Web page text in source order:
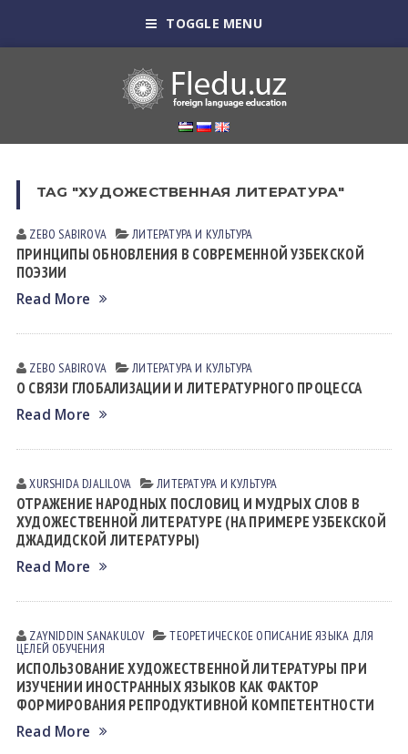
TOGGLE MENU
TAG "ХУДОЖЕСТВЕННАЯ ЛИТЕРАТУРА"
ZEBO SАBIROVА ЛИТЕРАТУРА И КУЛЬТУРА
ПРИНЦИПЫ ОБНОВЛЕНИЯ В СОВРЕМЕННОЙ УЗБЕКСКОЙ
ПОЭЗИИ
Read More
ZEBO SАBIROVА ЛИТЕРАТУРА И КУЛЬТУРА
О СВЯЗИ ГЛОБАЛИЗАЦИИ И ЛИТЕРАТУРНОГО ПРОЦЕССА
Read More
XURSHIDA DJALILOVA ЛИТЕРАТУРА И КУЛЬТУРА
ОТРАЖЕНИЕ НАРОДНЫХ ПОСЛОВИЦ И МУДРЫХ СЛОВ В
ХУДОЖЕСТВЕННОЙ ЛИТЕРАТУРЕ (НА ПРИМЕРЕ УЗБЕКСКОЙ
ДЖАДИДСКОЙ ЛИТЕРАТУРЫ)
Read More
ZAYNIDDIN SАNАKULOV ТЕОРЕТИЧЕСКОЕ ОПИСАНИЕ ЯЗЫКА ДЛЯ
ЦЕЛЕЙ ОБУЧЕНИЯ
ИСПОЛЬЗОВАНИЕ ХУДОЖЕСТВЕННОЙ ЛИТЕРАТУРЫ ПРИ
ИЗУЧЕНИИ ИНОСТРАННЫХ ЯЗЫКОВ КАК ФАКТОР
ФОРМИРОВАНИЯ РЕПРОДУКТИВНОЙ КОМПЕТЕНТНОСТИ
Read More